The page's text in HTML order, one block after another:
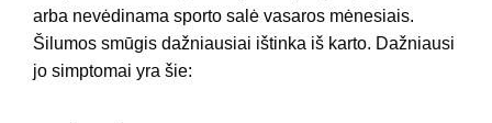
arba nevėdinama sporto salė vasaros mėnesiais.
Šilumos smūgis dažniausiai ištinka iš karto. Dažniausi
jo simptomai yra šie: